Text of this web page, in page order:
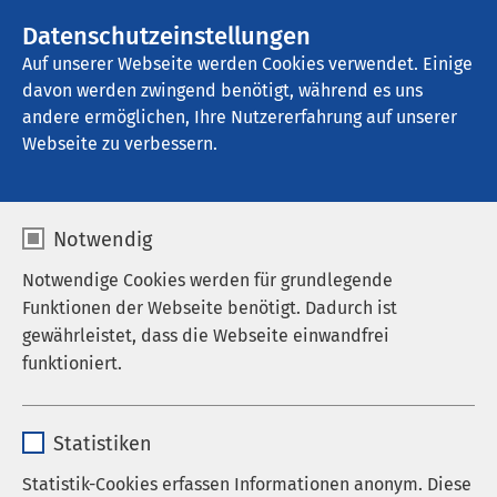
Datenschutzeinstellungen
Auf unserer Webseite werden Cookies verwendet. Einige
davon werden zwingend benötigt, während es uns
andere ermöglichen, Ihre Nutzererfahrung auf unserer
Webseite zu verbessern.
Notwendig
Notwendige Cookies werden für grundlegende
Funktionen der Webseite benötigt. Dadurch ist
gewährleistet, dass die Webseite einwandfrei
funktioniert.
Anbieter sgalinski
Statistiken
Statistik-Cookies erfassen Informationen anonym. Diese
AMEOS Klinikum St. Clemens Oberhausen